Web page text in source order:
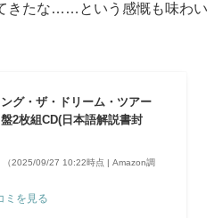
きたな……という感慨も味わい
ング・ザ・ドリーム・ツアー
盤2枚組CD(日本語解説書封
（2025/09/27 10:22時点 | Amazon調
ミを見る